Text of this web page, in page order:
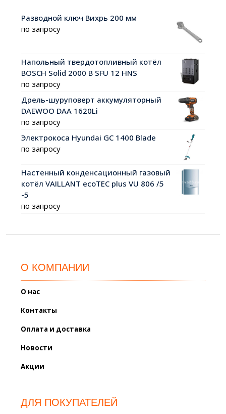
Разводной ключ Вихрь 200 мм
по запросу
Напольный твердотопливный котёл
BOSCH Solid 2000 B SFU 12 HNS
по запросу
Дрель-шуруповерт аккумуляторный
DAEWOO DAA 1620Li
по запросу
Электрокоса Hyundai GC 1400 Blade
по запросу
Настенный конденсационный газовый
котёл VAILLANT ecoTEC plus VU 806 /5
-5
по запросу
О КОМПАНИИ
О нас
Контакты
Оплата и доставка
Новости
Акции
ДЛЯ ПОКУПАТЕЛЕЙ